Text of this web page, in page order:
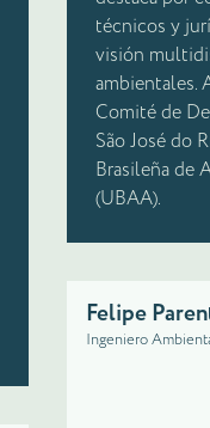
técnicos y
visión
ambientales.
Comité de
São José do
Brasileña de
(UBAA).
Felipe
Ingeniero